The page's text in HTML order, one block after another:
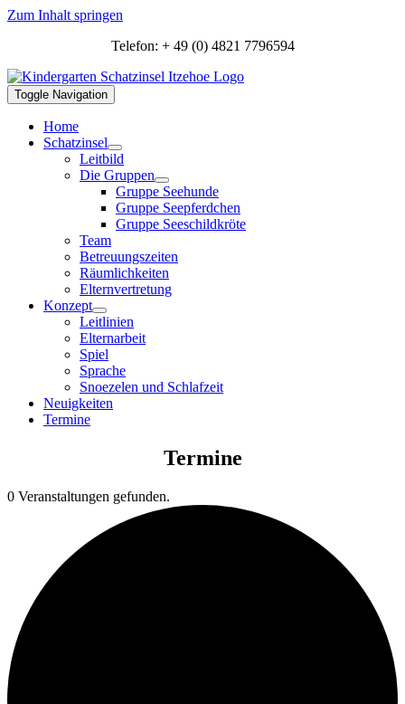
Zum Inhalt springen
Telefon: + 49 (0) 4821 7796594
Toggle Navigation
Home
Schatzinsel
Leitbild
Die Gruppen
Gruppe Seehunde
Gruppe Seepferdchen
Gruppe Seeschildkröte
Team
Betreuungszeiten
Räumlichkeiten
Elternvertretung
Konzept
Leitlinien
Elternarbeit
Spiel
Sprache
Snoezelen und Schlafzeit
Neuigkeiten
Termine
Termine
0 Veranstaltungen gefunden.